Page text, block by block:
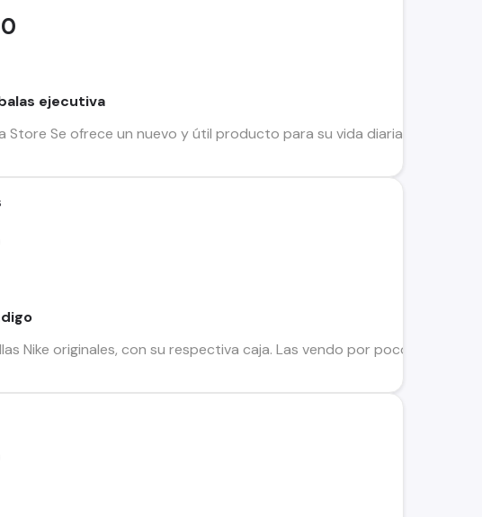
ejecutiva
Store Se ofrece un nuevo y útil producto para su vida diaria. La
Nike originales, con su respectiva caja. Las vendo por poco uso,